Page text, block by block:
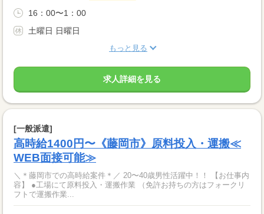
16：00〜1：00
土曜日 日曜日
もっと見る
求人詳細を見る
[一般派遣]
高時給1400円〜《藤岡市》原料投入・運搬≪
WEB面接可能≫
＼＊藤岡市での高時給案件＊／ 20〜40歳男性活躍中！！ 【お仕事内
容】 ●工場にて原料投入・運搬作業 （免許お持ちの方はフォークリ
フトで運搬作業...